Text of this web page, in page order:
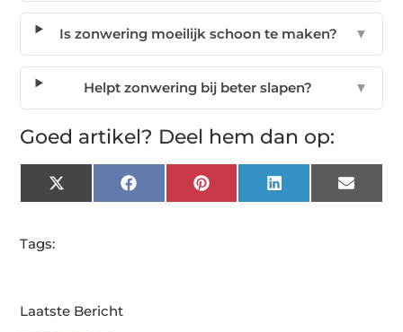
Is zonwering moeilijk schoon te maken? ▼
Helpt zonwering bij beter slapen? ▼
Goed artikel? Deel hem dan op:
X
(Twitter)
FacebookPinterest LinkedIn Email
Tags:
Laatste Bericht